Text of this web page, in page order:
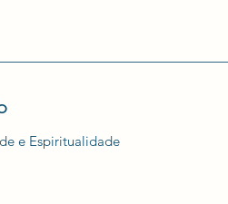
e Espiritualidade